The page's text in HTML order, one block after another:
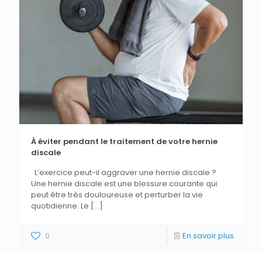
À éviter pendant le traitement de votre hernie
discale
L’exercice peut-il aggraver une hernie discale ?
Une hernie discale est une blessure courante qui
peut être très douloureuse et perturber la vie
quotidienne. Le […]
0 En savoir plus